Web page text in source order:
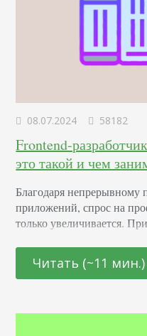
08.07.2024 58182
Frontend-
это такой и чем
Благодаря непрерывному
приложений, спрос на
только увеличивается.
специалистов, так и для
переосмысления
интерфейсов для
Читать (~11 мин.)